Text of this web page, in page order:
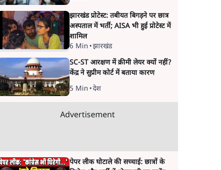
झारखंड प्रोटेस्ट: तबीयत बिगड़ने पर छात्र
अस्पताल में भर्ती; AISA भी हुई प्रोटेस्ट में
शामिल
6 Min •झारखंड
SC-ST आरक्षण में क्रीमी लेयर क्यों नहीं?
केंद्र ने सुप्रीम कोर्ट में बताया कारण
5 Min •देश
Advertisement
पेपर लीक घोटाले की सच्चाई: छात्रों के